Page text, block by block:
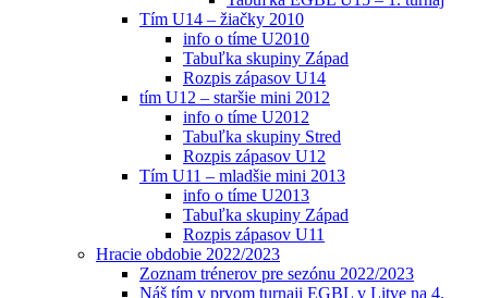
Tím U14 – žiačky 2010
info o tíme U2010
Tabuľka skupiny Západ
Rozpis zápasov U14
tím U12 – staršie mini 2012
info o tíme U2012
Tabuľka skupiny Stred
Rozpis zápasov U12
Tím U11 – mladšie mini 2013
info o tíme U2013
Tabuľka skupiny Západ
Rozpis zápasov U11
Hracie obdobie 2022/2023
Zoznam trénerov pre sezónu 2022/2023
Náš tím v prvom turnaji EGBL v Litve na 4.